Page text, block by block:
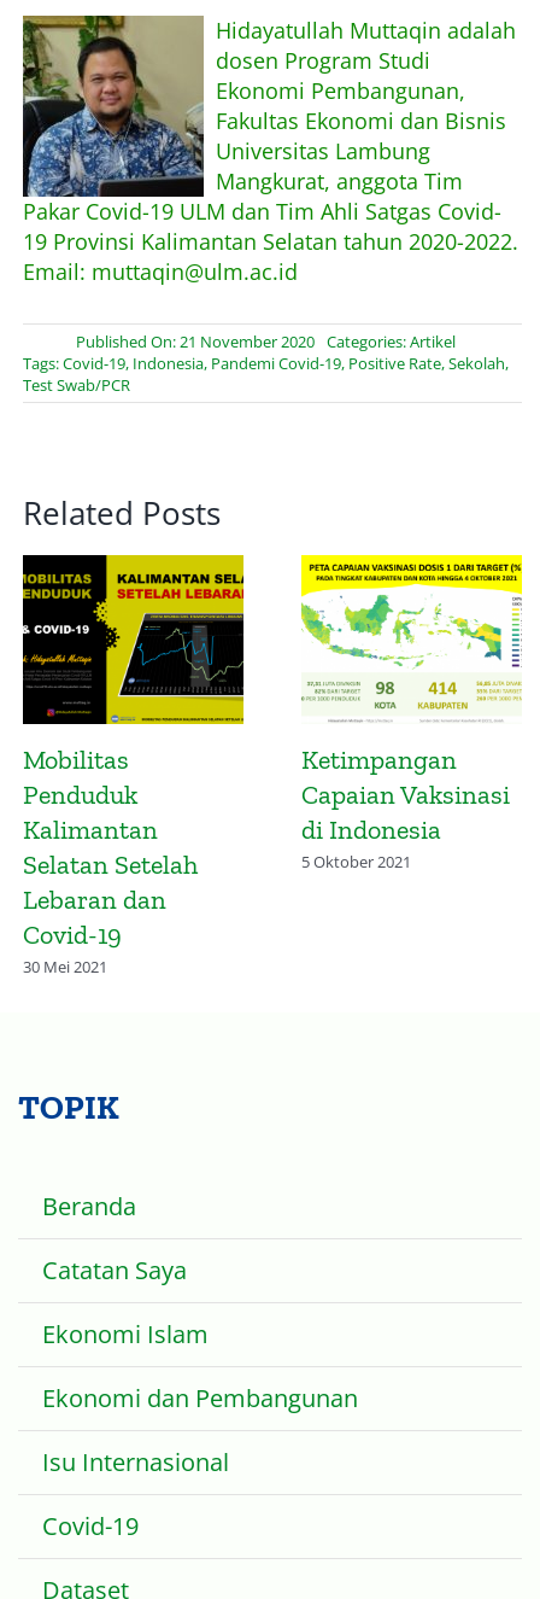
Hidayatullah Muttaqin adalah
dosen Program Studi
Ekonomi Pembangunan,
Fakultas Ekonomi dan Bisnis
Universitas Lambung
Mangkurat, anggota Tim
Pakar Covid-19 ULM dan Tim Ahli Satgas Covid-
19 Provinsi Kalimantan Selatan tahun 2020-2022.
Email: muttaqin@ulm.ac.id
Published On: 21 November 2020 Categories:Artikel
Tags:Covid-19, Indonesia, Pandemi Covid-19, Positive Rate,Sekolah,
Test Swab/PCR
Related Posts
Mobilitas
Penduduk
Kalimantan
Selatan Setelah
Lebaran dan
Covid-19
30 Mei 2021
Ketimpangan
Capaian Vaksinasi
di Indonesia
5 Oktober 2021
TOPIK
Beranda
Catatan Saya
Ekonomi Islam
Ekonomi dan Pembangunan
Isu Internasional
Covid-19
Dataset